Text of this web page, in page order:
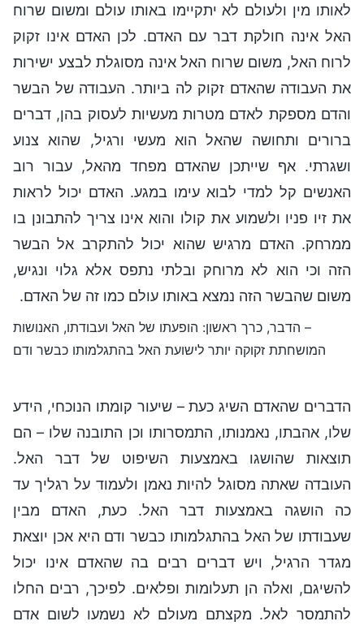
לאותו מין ולעולם לא יתקיימו באותו עולם ומשום שרוח
האל אינה חולקת דבר עם האדם. לכן האדם אינו זקוק
לרוח האל, משום שרוח האל אינה מסוגלת לבצע ישירות
את העבודה שהאדם זקוק לה ביותר. העבודה של הבשר
והדם מספקת לאדם מטרות מעשיות לעסוק בהן, דברים
ברורים ותחושה שהאל הוא מעשי ורגיל, שהוא צנוע
ושגרתי. אף שייתכן שהאדם מפחד מהאל, עבור רוב
האנשים קל למדי לבוא עימו במגע. האדם יכול לראות
את זיו פניו ולשמוע את קולו והוא אינו צריך להתבונן בו
ממרחק. האדם מרגיש שהוא יכול להתקרב אל הבשר
הזה וכי הוא לא מרוחק ובלתי נתפס אלא גלוי ונגיש,
משום שהבשר הזה נמצא באותו עולם כמו זה של האדם.
– הדבר, כרך ראשון: הופעתו של האל ועבודתו, האנושות
המושחתת זקוקה יותר לישועת האל בהתגלמותו כבשר ודם
הדברים שהאדם השיג כעת – שיעור קומתו הנוכחי, הידע
שלו, אהבתו, נאמנותו, התמסרותו וכן התובנה שלו – הם
תוצאות שהושגו באמצעות השיפוט של דבר האל.
העובדה שאתה מסוגל להיות נאמן ולעמוד על רגליך עד
כה הושגה באמצעות דבר האל. כעת, האדם מבין
שעבודתו של האל בהתגלמותו כבשר ודם היא אכן יוצאת
מגדר הרגיל, ויש דברים רבים בה שהאדם אינו יכול
להשיגם, ואלה הן תעלומות ופלאים. לפיכך, רבים החלו
להתמסר לאל. מקצתם מעולם לא נשמעו לשום אדם